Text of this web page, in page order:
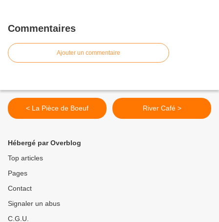
Commentaires
Ajouter un commentaire
< La Pièce de Boeuf River Café >
Hébergé par Overblog
Top articles
Pages
Contact
Signaler un abus
C.G.U.